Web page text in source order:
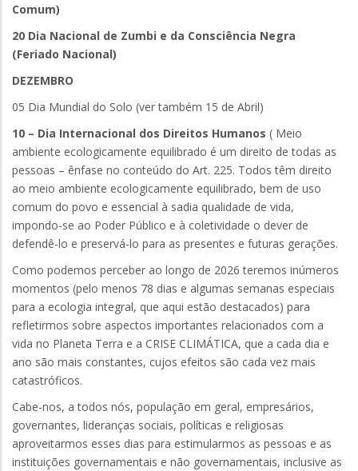
Comum)
20 Dia Nacional de Zumbi e da Consciência Negra
(Feriado Nacional)
DEZEMBRO
05 Dia Mundial do Solo (ver também 15 de Abril)
10 – Dia Internacional dos Direitos Humanos ( Meio
ambiente ecologicamente equilibrado é um direito de todas as
pessoas – ênfase no conteúdo do Art. 225. Todos têm direito
ao meio ambiente ecologicamente equilibrado, bem de uso
comum do povo e essencial à sadia qualidade de vida,
impondo-se ao Poder Público e à coletividade o dever de
defendê-lo e preservá-lo para as presentes e futuras gerações.
Como podemos perceber ao longo de 2026 teremos inúmeros
momentos (pelo menos 78 dias e algumas semanas especiais
para a ecologia integral, que aqui estão destacados) para
refletirmos sobre aspectos importantes relacionados com a
vida no Planeta Terra e a CRISE CLIMÁTICA, que a cada dia e
ano são mais constantes, cujos efeitos são cada vez mais
catastróficos.
Cabe-nos, a todos nós, população em geral, empresários,
governantes, lideranças sociais, políticas e religiosas
aproveitarmos esses dias para estimularmos as pessoas e as
instituições governamentais e não governamentais, inclusive as